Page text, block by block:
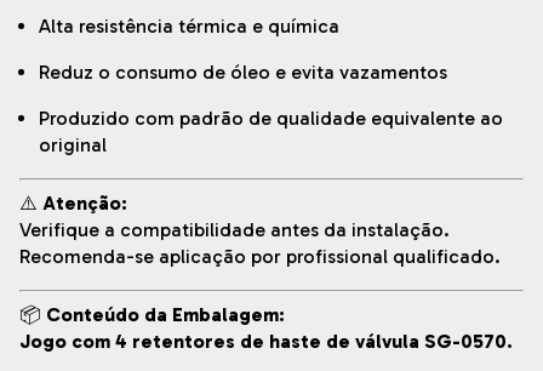
Alta resistência térmica e química
Reduz o consumo de óleo e evita vazamentos
Produzido com padrão de qualidade equivalente ao
original
⚠️ Atenção:
Verifique a compatibilidade antes da instalação.
Recomenda-se aplicação por profissional qualificado.
📦 Conteúdo da Embalagem:
Jogo com 4 retentores de haste de válvula SG-0570.